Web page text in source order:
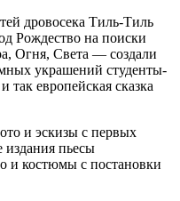
дровосека Тиль-Тиль
Рождество на поиски
Огня, Света — создали
украшений студенты-
так европейская сказка
и эскизы с первых
пьесы
и костюмы с постановки